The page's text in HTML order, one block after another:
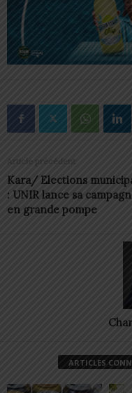
Article précédent
Kara/ Elections
: UNIR lance sa
en grande pompe
ARTICLES